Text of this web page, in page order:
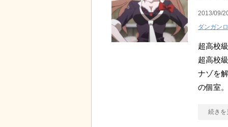
2013/09/
ダンガン
超高校
超高校
ナゾを
の個室
続きを